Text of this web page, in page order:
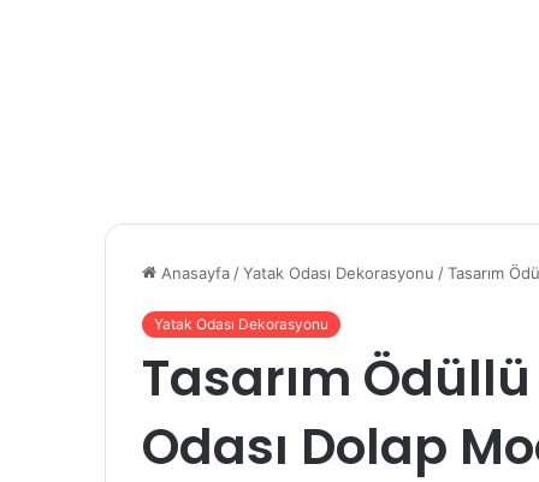
Anasayfa /Yatak Odası Dekorasyonu /Tasarım
Yatak Odası Dekorasyonu
Tasarım
Odası Dolap